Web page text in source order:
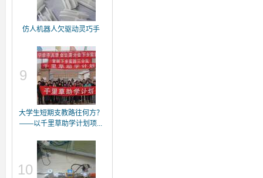
仿人机器人欠驱动灵巧手
9
大学生短期支教路往何方？
——以千里草助学计划项...
10